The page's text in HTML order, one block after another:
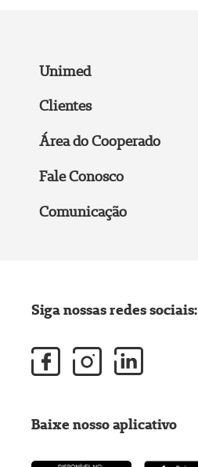
Unimed
Clientes
Área do Cooperado
Fale Conosco
Comunicação
Siga nossas redes sociais:
Baixe nosso aplicativo